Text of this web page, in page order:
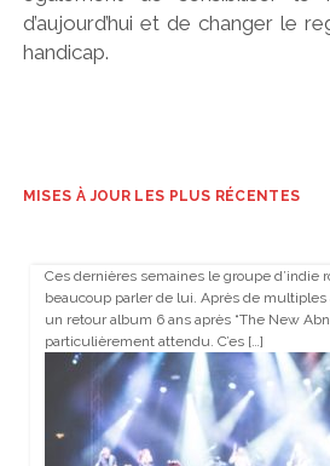
d’aujourd’hui et de changer le
handicap.
MISES À JOUR LES PLUS RÉCENTES
Ces dernières semaines le groupe d’indie
beaucoup parler de lui. Après de multiples
un retour album 6 ans après “The New
particulièrement attendu. C’es […]